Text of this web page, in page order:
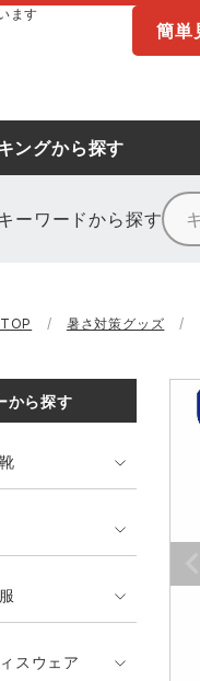
ます
簡単
作業用ポロシャツ
作業用小物・アクセサ
電熱ウェア・ヒートウェ
ングから探す
プレッションウェアラン
ズフロンティア ランキング
ベック ランキング
山田辰
GUSH FORCE
ハイパーV
エアークラフト
店ユニフォーム
白衣・介護服
ーワードから探す
暑さ対策グッズ
から探す
スウェア